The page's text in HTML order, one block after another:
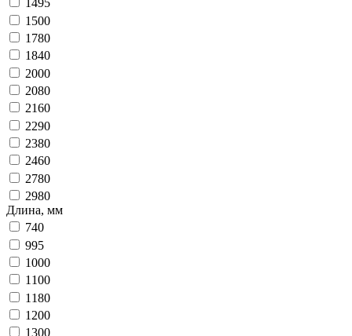
1495
1500
1780
1840
2000
2080
2160
2290
2380
2460
2780
2980
Длина, мм
740
995
1000
1100
1180
1200
1300